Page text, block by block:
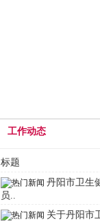
工作动态
标题
丹阳市卫生
员..
关于丹阳市